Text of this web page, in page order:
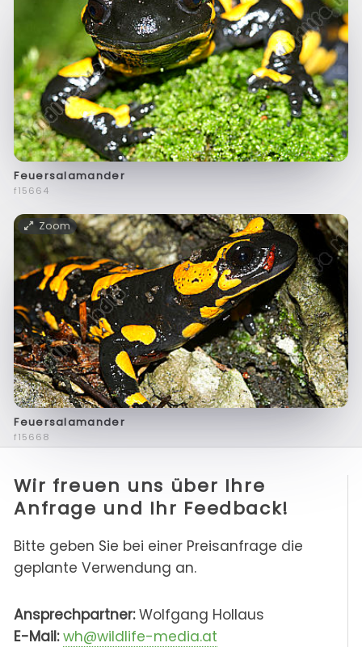
Feuersalamander
f15664
Zoom
Feuersalamander
f15668
Wir freuen uns über Ihre
Anfrage und Ihr Feedback!
Bitte geben Sie bei einer Preisanfrage die
geplante Verwendung an.
Ansprechpartner:Wolfgang Hollaus
E-Mail: wh@wildlife-media.at